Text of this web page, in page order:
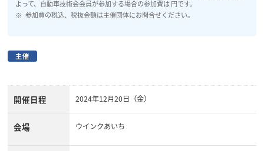
よって、自動車技術会会員が参加する場合の参加費は 円です。
参加費の税込、税抜金額は主催団体にお問合せください。
主催
開催日程 2024年12月20日（金）
会場 ウインクあいち